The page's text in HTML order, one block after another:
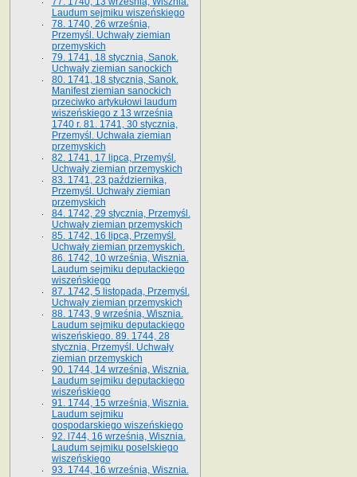
Laudum sejmiku wiszeńskiego
78. 1740, 26 września,
Przemyśl. Uchwały ziemian
przemyskich
79. 1741, 18 stycznia, Sanok.
Uchwały ziemian sanockich
80. 1741, 18 stycznia, Sanok.
Manifest ziemian sanockich
przeciwko artykułowi laudum
wiszeńskiego z 13 wrze­śnia
1740 r. 81. 1741, 30 stycznia,
Przemyśl. Uchwała ziemian
przemyskich
82. 1741, 17 lipca, Przemyśl.
Uchwały ziemian przemyskich
83. 1741, 23 października,
Przemyśl. Uchwały ziemian
przemyskich
84. 1742, 29 stycznia, Przemyśl.
Uchwały ziemian przemyskich
85. 1742, 16 lipca, Przemyśl.
Uchwały ziemian przemyskich.
86. 1742, 10 września, Wisznia.
Laudum sejmiku deputackiego
wiszeńskiego
87. 1742, 5 listopada, Przemyśl.
Uchwały ziemian przemyskich
88. 1743, 9 września, Wisznia.
Laudum sejmiku deputackiego
wiszeńskiego. 89. 1744, 28
stycznia, Przemyśl. Uchwały
ziemian przemyskich
90. 1744, 14 września, Wisznia.
Laudum sejmiku deputackiego
wiszeńskiego
91. 1744, 15 września, Wisznia.
Laudum sejmiku
gospodarskiego wiszeńskiego
92. l744, 16 września, Wisznia.
Laudum sejmiku poselskiego
wiszeńskiego
93. 1744, 16 września, Wisznia.